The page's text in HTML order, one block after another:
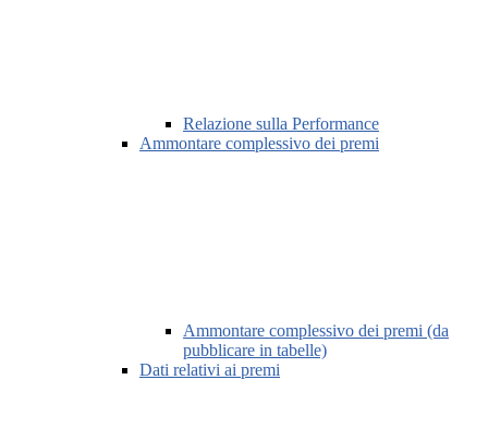
Relazione sulla Performance
Ammontare complessivo dei premi
Ammontare complessivo dei premi (da
pubblicare in tabelle)
Dati relativi ai premi